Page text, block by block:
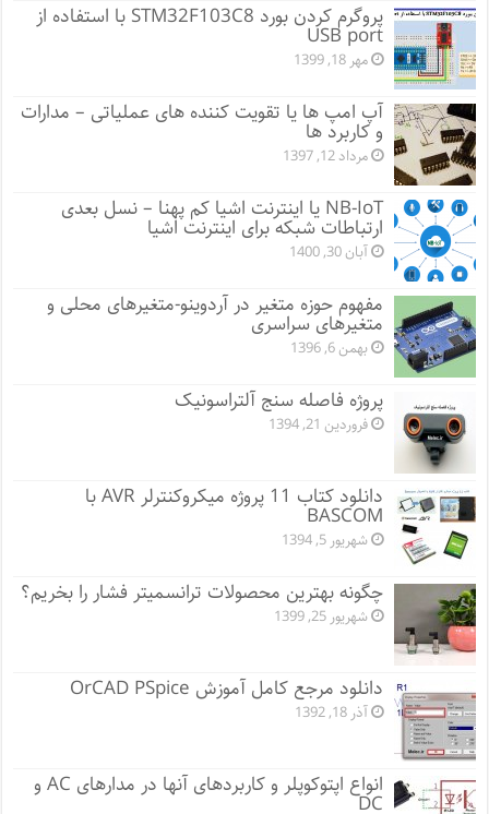
پروگرم کردن بورد STM32F103C8 با استفاده از
USB port
مهر 18, 1399
آپ امپ ها یا تقویت کننده های عملیاتی – مدارات
و کاربرد ها
مرداد 12, 1397
NB-IoT یا اینترنت اشیا کم پهنا – نسل بعدی
ارتباطات شبکه برای اینترنت اشیا
آبان 30, 1400
مفهوم حوزه متغیر در آردوینو-متغیرهای محلی و
متغیرهای سراسری
بهمن 6, 1396
پروژه فاصله سنج آلتراسونیک
فروردین 21, 1394
دانلود کتاب 11 پروژه میکروکنترلر AVR با
BASCOM
شهریور 5, 1394
چگونه بهترین محصولات ترانسمیتر فشار را بخریم؟
شهریور 25, 1399
دانلود مرجع کامل آموزش OrCAD PSpice
آذر 18, 1392
انواع اپتوکوپلر و کاربردهای آنها در مدارهای AC و
DC